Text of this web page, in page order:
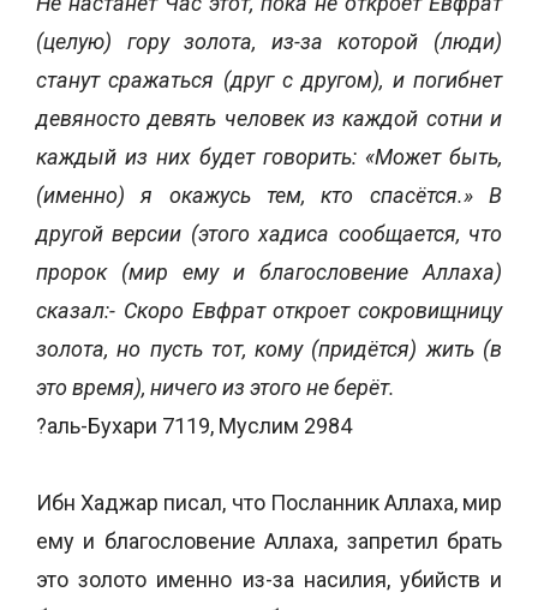
(целую) гору золота, из-за которой (люди)
станут сражаться (друг с другом), и погибнет
девяносто девять человек из каждой сотни и
каждый из них будет говорить: «Может быть,
(именно) я окажусь тем, кто спасётся.» В
другой версии (этого хадиса сообщается, что
пророк (мир ему и благословение Аллаха)
сказал:- Скоро Евфрат откроет сокровищницу
золота, но пусть тот, кому (придётся) жить (в
это время), ничего из этого не берёт.
?аль-Бухари 7119, Муслим 2984
Ибн Хаджар писал, что Посланник Аллаха, мир
ему и благословение Аллаха, запретил брать
это золото именно из-за насилия, убийств и